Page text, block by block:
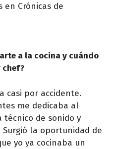
en Crónicas de
a la cocina y cuándo
chef?
casi por accidente.
me dedicaba al
técnico de sonido y
la oportunidad de
yo ya cocinaba un